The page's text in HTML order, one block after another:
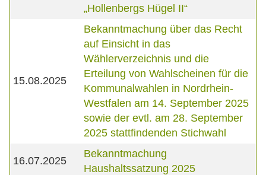
„Hollenbergs Hügel II“
15.08.2025
Bekanntmachung über das Recht
auf Einsicht in das
Wählerverzeichnis und die
Erteilung von Wahlscheinen für die
Kommunalwahlen in Nordrhein-
Westfalen am 14. September 2025
sowie der evtl. am 28. September
2025 stattfindenden Stichwahl
16.07.2025
Bekanntmachung
Haushaltssatzung 2025